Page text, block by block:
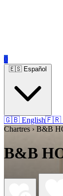
0
🇬🇧 English🇫🇷
Chartres › B&B
B&B